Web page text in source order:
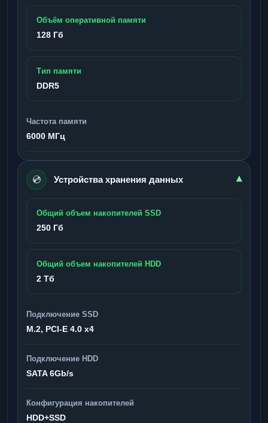
Объём оперативной памяти
128 Гб
Тип памяти
DDR5
Частота памяти
6000 МГц
💿 Устройства хранения данных ▾
Общий объем накопителей SSD
250 Гб
Общий объем накопителей HDD
2 Тб
Подключение SSD
M.2, PCI-E 4.0 x4
Подключение HDD
SATA 6Gb/s
Конфигурация накопителей
HDD+SSD